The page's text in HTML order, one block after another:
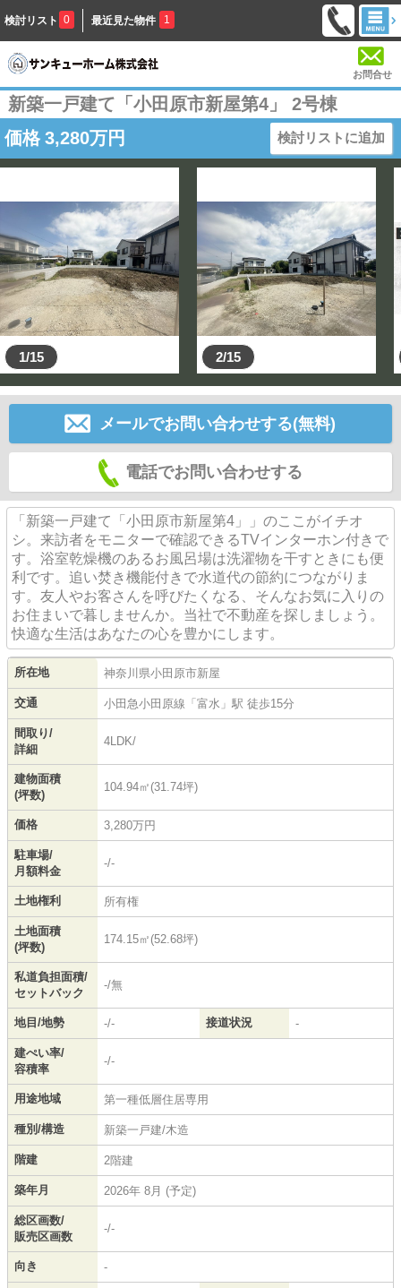
検討リスト 0 最近見た物件 1
お問合せ
新築一戸建て「小田原市新屋第4」 2号棟
価格 3,280万円 検討リストに追加
1/15 2/15
メールでお問い合わせする(無料)
電話でお問い合わせする
「新築一戸建て「小田原市新屋第4」」のここがイチオ
シ。来訪者をモニターで確認できるTVインターホン付きで
す。浴室乾燥機のあるお風呂場は洗濯物を干すときにも便
利です。追い焚き機能付きで水道代の節約につながりま
す。友人やお客さんを呼びたくなる、そんなお気に入りの
お住まいで暮しませんか。当社で不動産を探しましょう。
快適な生活はあなたの心を豊かにします。
所在地 神奈川県小田原市新屋
交通 小田急小田原線 「 富水 」駅 徒歩15分
間取り/
詳細
4LDK/
建物面積
(坪数)
104.94㎡(31.74坪)
価格 3,280万円
駐車場/
月額料金
-/-
土地権利 所有権
土地面積
(坪数)
174.15㎡(52.68坪)
私道負担面積/
セットバック
-/無
地目/地勢 -/- 接道状況 -
建ぺい率/
容積率
-/-
用途地域 第一種低層住居専用
種別/構造 新築一戸建/木造
階建 2階建
築年月 2026年 8月 (予定)
総区画数/
販売区画数
-/-
向き -